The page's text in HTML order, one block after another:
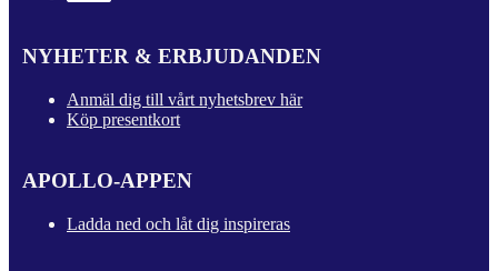
NYHETER & ERBJUDANDEN
Anmäl dig till vårt nyhetsbrev här
Köp presentkort
APOLLO-APPEN
Ladda ned och låt dig inspireras